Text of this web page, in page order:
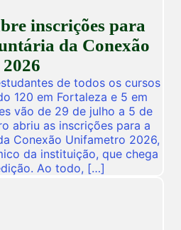
inscrições para
da Conexão
2026
de todos os cursos
120 em Fortaleza e 5 em
vão de 29 de julho a 5 de
abriu as inscrições para a
Conexão Unifametro 2026,
da instituição, que chega
Ao todo, […]